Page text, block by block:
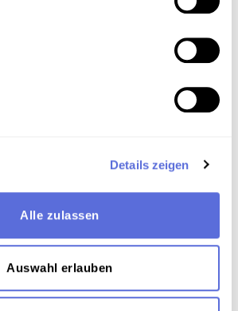
Details zeigen
Alle zulassen
Auswahl erlauben
digitalen Sammlung